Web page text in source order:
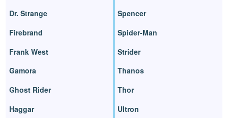
Dr. Strange
Firebrand
Frank West
Gamora
Ghost Rider
Haggar
Spencer
Spider-Man
Strider
Thanos
Thor
Ultron